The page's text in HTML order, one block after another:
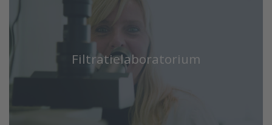
Filtratielaboratorium